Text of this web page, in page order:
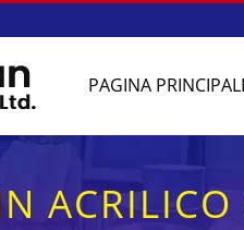
PAGINA